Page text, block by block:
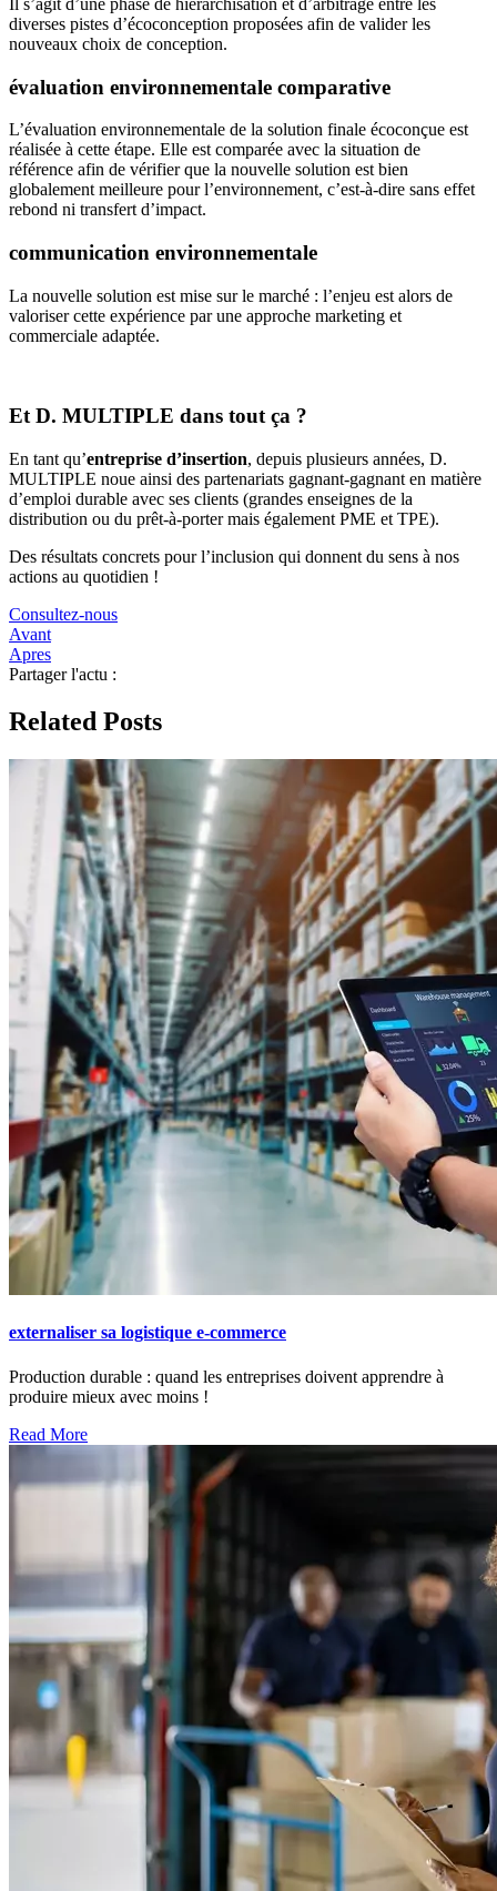
diverses pistes d’écoconception proposées afin de valider les
nouveaux choix de conception.
évaluation environnementale comparative
L’évaluation environnementale de la solution finale écoconçue est
réalisée à cette étape. Elle est comparée avec la situation de
référence afin de vérifier que la nouvelle solution est bien
globalement meilleure pour l’environnement, c’est-à-dire sans effet
rebond ni transfert d’impact.
communication environnementale
La nouvelle solution est mise sur le marché : l’enjeu est alors de
valoriser cette expérience par une approche marketing et
commerciale adaptée.
Et D. MULTIPLE dans tout ça ?
En tant qu’entreprise d’insertion, depuis plusieurs années, D.
MULTIPLE noue ainsi des partenariats gagnant-gagnant en matière
d’emploi durable avec ses clients (grandes enseignes de la
distribution ou du prêt-à-porter mais également PME et TPE).
Des résultats concrets pourl’inclusion qui donnent du sens à nos
actions au quotidien !
Consultez-nous
Avant
Apres
Partager l'actu :
Related Posts
externaliser sa logistique e-commerce
Production durable : quand les entreprises doivent apprendre à
produire mieux avec moins !
Read More